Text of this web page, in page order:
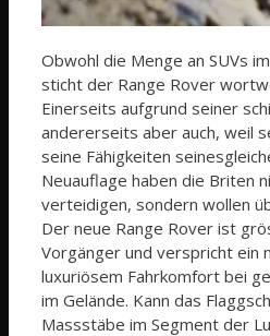
Obwohl die Menge an SUVs
sticht der Range Rover
Einerseits aufgrund seiner
andererseits aber auch, weil
seine Fähigkeiten
Neuauflage haben die Briten
verteidigen, sondern wollen
Der neue Range Rover ist
Vorgänger und verspricht ein
luxuriösem Fahrkomfort bei
im Gelände. Kann das
Massstäbe im Segment der